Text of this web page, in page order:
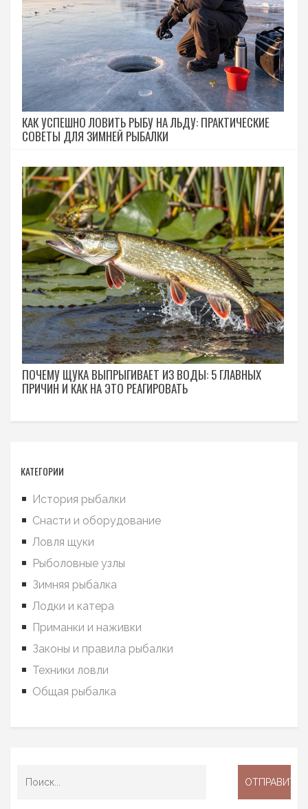
КАК УСПЕШНО ЛОВИТЬ РЫБУ НА ЛЬДУ: ПРАКТИЧЕСКИЕ
СОВЕТЫ ДЛЯ ЗИМНЕЙ РЫБАЛКИ
ПОЧЕМУ ЩУКА ВЫПРЫГИВАЕТ ИЗ ВОДЫ: 5 ГЛАВНЫХ
ПРИЧИН И КАК НА ЭТО РЕАГИРОВАТЬ
КАТЕГОРИИ
История рыбалки
Снасти и оборудование
Ловля щуки
Рыболовные узлы
Зимняя рыбалка
Лодки и катера
Приманки и наживки
Законы и правила рыбалки
Техники ловли
Общая рыбалка